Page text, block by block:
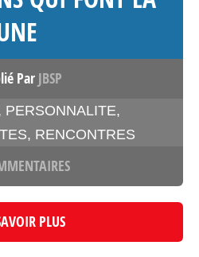
Par JBSP
PERSONNALITE,
, RENCONTRES
PLUS